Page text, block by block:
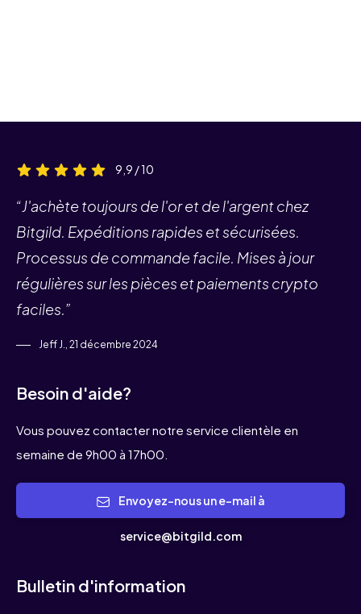
9,9 / 10
“J'achète toujours de l'or et de l'argent chez
Bitgild. Expéditions rapides et sécurisées.
Processus de commande facile. Mises à jour
régulières sur les pièces et paiements crypto
faciles.”
Jeff J., 21 décembre 2024
Besoin d'aide?
Vous pouvez contacter notre service clientèle en
semaine de 9h00 à 17h00.
service@bitgild.com
Bulletin d'information